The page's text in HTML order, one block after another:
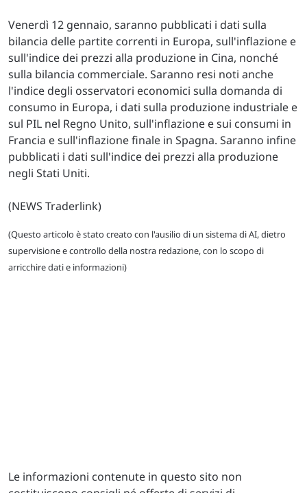
Venerdì 12 gennaio, saranno pubblicati i dati sulla
bilancia delle partite correnti in Europa, sull'inflazione e
sull'indice dei prezzi alla produzione in Cina, nonché
sulla bilancia commerciale. Saranno resi noti anche
l'indice degli osservatori economici sulla domanda di
consumo in Europa, i dati sulla produzione industriale e
sul PIL nel Regno Unito, sull'inflazione e sui consumi in
Francia e sull'inflazione finale in Spagna. Saranno infine
pubblicati i dati sull'indice dei prezzi alla produzione
negli Stati Uniti.
(NEWS Traderlink)
(Questo articolo è stato creato con l'ausilio di un sistema di AI, dietro
supervisione e controllo della nostra redazione, con lo scopo di
arricchire dati e informazioni)
Le informazioni contenute in questo sito non